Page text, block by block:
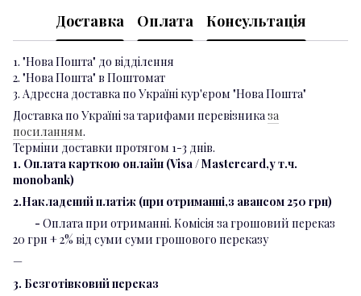
Доставка Оплата Консультація
1. "Нова Пошта" до відділення
2. "Нова Пошта" в Поштомат
3. Адресна доставка по Україні кур'єром "Нова Пошта"
Доставка по Україні за тарифами перевізника за
посиланням.
Терміни доставки протягом 1-3 днів.
1. Оплата карткою онлайн (Visa / Mastercard,у т.ч.
monobank)
2.Накладений платіж (при отриманні,з авансом 250 грн)
- Оплата при отриманні. Комісія за грошовий переказ
20 грн + 2% від суми суми грошового переказу
3. Безготівковий переказ